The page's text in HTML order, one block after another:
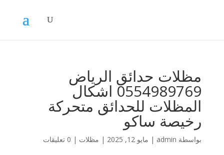
مظلات حدائق الرياض
0554989769 اشكال
المظلات للحدائق متحركة
رخيصة ساكو
بواسطة admin
| مايو 12, 2025 | مظلات | 0 تعليقات